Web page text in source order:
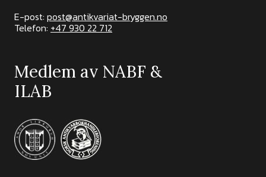
E-post: post@antikvariat-bryggen.no
Telefon: +47 930 22 712
Medlem av NABF &
ILAB